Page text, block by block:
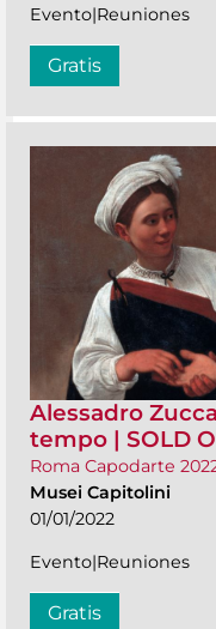
Evento|Reuniones
Gratis
Alessadro
tempo | SOLD
Roma Capodarte
Musei Capitolini
01/01/2022
Evento|Reuniones
Gratis